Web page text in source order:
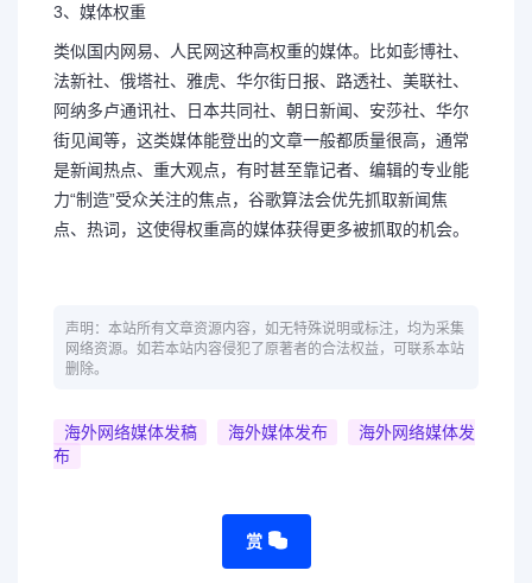
3、媒体权重
类似国内网易、人民网这种高权重的媒体。比如彭博社、
法新社、俄塔社、雅虎、华尔街日报、路透社、美联社、
阿纳多卢通讯社、日本共同社、朝日新闻、安莎社、华尔
街见闻等，这类媒体能登出的文章一般都质量很高，通常
是新闻热点、重大观点，有时甚至靠记者、编辑的专业能
力“制造”受众关注的焦点，谷歌算法会优先抓取新闻焦
点、热词，这使得权重高的媒体获得更多被抓取的机会。
声明：本站所有文章资源内容，如无特殊说明或标注，均为采集
网络资源。如若本站内容侵犯了原著者的合法权益，可联系本站
删除。
海外网络媒体发稿 海外媒体发布
海外网络媒体发
布
赏